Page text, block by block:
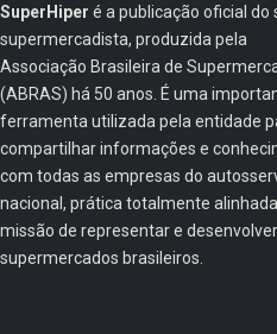
SuperHiper é a publicação oficial do
supermercadista, produzida pela
Associação Brasileira de
(ABRAS) há 50 anos. É uma
ferramenta utilizada pela entidade
compartilhar informações e
com todas as empresas do
nacional, prática totalmente
missão de representar e
supermercados brasileiros.